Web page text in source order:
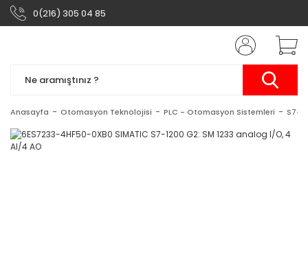
0(216) 305 04 85
Anasayfa Otomasyon Teknolojisi PLC - Otomasyon Sistemleri S7-